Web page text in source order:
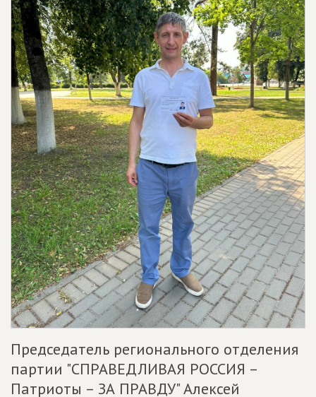
Председатель регионального отделения
партии "СПРАВЕДЛИВАЯ РОССИЯ –
Патриоты – ЗА ПРАВДУ" Алексей